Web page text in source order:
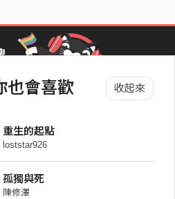
也會喜歡 收起來
重生的起點
loststar926
孤獨與死
陳修澤
Awards 街聲音樂獎
吹音樂
派歌
簡單生活節
Carnival
YEAH 吧